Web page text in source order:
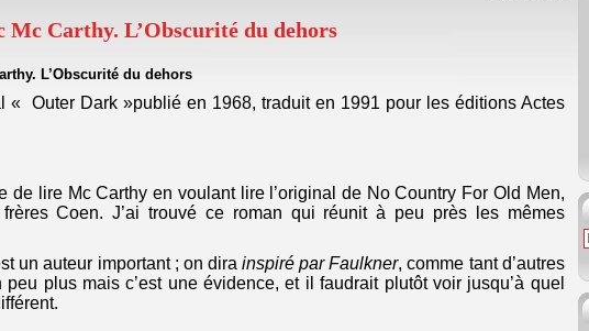
Mc Carthy. L’Obscurité du dehors
L’Obscurité du dehors
« Outer Dark »publié en 1968, traduit en 1991 pour les éditions Actes
de lire Mc Carthy en voulant lire l’original de No Country For Old Men,
Coen. J’ai trouvé ce roman qui réunit à peu près les mêmes
un auteur important ; on dirainspiré par Faulkner, comme tant d’autres
peu plus mais c’est une évidence, et il faudrait plutôt voir jusqu’à quel